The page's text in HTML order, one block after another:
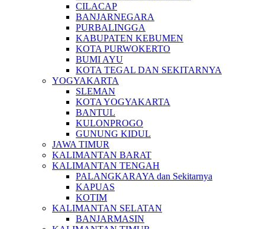
CILACAP
BANJARNEGARA
PURBALINGGA
KABUPATEN KEBUMEN
KOTA PURWOKERTO
BUMI AYU
KOTA TEGAL DAN SEKITARNYA
YOGYAKARTA
SLEMAN
KOTA YOGYAKARTA
BANTUL
KULONPROGO
GUNUNG KIDUL
JAWA TIMUR
KALIMANTAN BARAT
KALIMANTAN TENGAH
PALANGKARAYA dan Sekitarnya
KAPUAS
KOTIM
KALIMANTAN SELATAN
BANJARMASIN